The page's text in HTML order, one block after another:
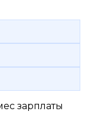
зарплаты